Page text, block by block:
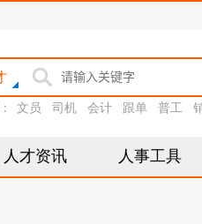
文员 司机 会计 跟单 普工
人才资讯 人事工具